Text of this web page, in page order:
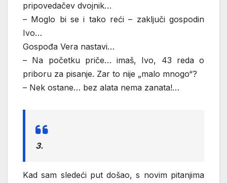
pripovedačev dvojnik…
– Moglo bi se i tako reći – zaključi gospodin
Ivo…
Gospođa Vera nastavi…
– Na početku priče… imaš, Ivo, 43 reda o
priboru za pisanje. Zar to nije „malo mnogo“?
– Nek ostane… bez alata nema zanata!…
3.
Kad sam sledeći put došao, s novim pitanjima